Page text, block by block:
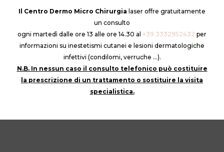
Il Centro Dermo Micro Chirurgia laser offre gratuitamente
un consulto
ogni martedì dalle ore 13 alle ore 14.30 al +39 3332952432 per
informazioni su inestetismi cutanei e lesioni dermatologiche
infettivi (condilomi, verruche …).
N.B. In nessun caso il consulto telefonico può costituire
la prescrizione di un trattamento o sostituire la visita
specialistica.